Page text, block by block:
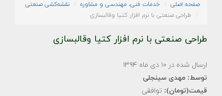
صفحه اصلی خدمات فنی، مهندسی و مشاوره
نقشه‌کشی صنعتی
طراحی صنعتی با نرم افزار کتیا وقالبسازی
طراحی صنعتی با نرم افزار کتیا وقالبسازی
ارسال شده در ۱۰ دی ماه ۱۳۹۴
توسط: مهدی سینجلی
قیمت(تومان): توافقی